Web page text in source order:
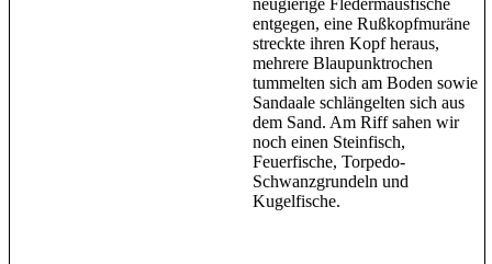
entgegen, eine Rußkopfmuräne
streckte ihren Kopf heraus,
mehrere Blaupunktrochen
tummelten sich am Boden sowie
Sandaale schlängelten sich aus
dem Sand. Am Riff sahen wir
noch einen Steinfisch,
Feuerfische, Torpedo-
Schwanzgrundeln und
Kugelfische.